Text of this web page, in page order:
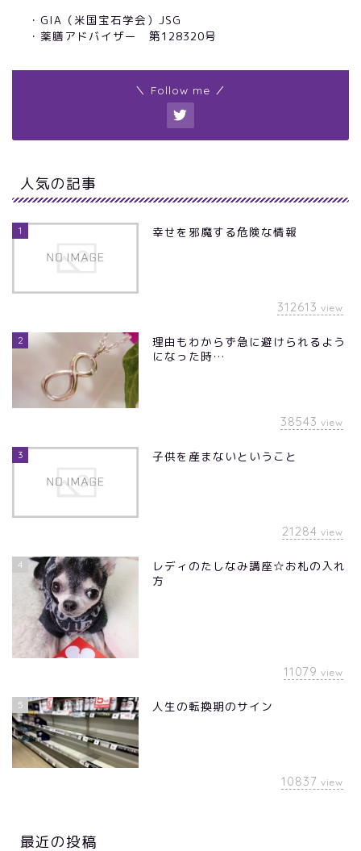
・GIA（米国宝石学会）JSG
・薬膳アドバイザー 第128320号
＼ Follow me ／
人気の記事
1 幸せを邪魔する危険な情報
312613 view
2
理由もわからず急に避けられるよう
になった時…
38543 view
3 子供を産まないということ
21284 view
4
レディのたしなみ講座☆お札の入れ
方
11079 view
5 人生の転換期のサイン
10837 view
最近の投稿